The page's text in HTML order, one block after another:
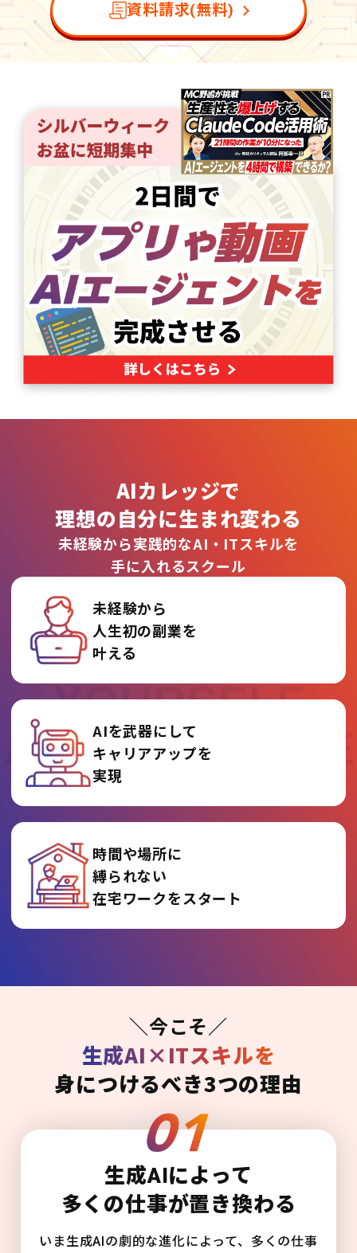
資料請求(無料)
REINVENT
YOURSELF
AT AI COLLEGE
AIカレッジで
理想の自分に生まれ変わる
未経験から実践的なAI・ITスキルを
手に入れるスクール
未経験から
人生初の副業を
叶える
AIを武器にして
キャリアアップを
実現
時間や場所に
縛られない
在宅ワークをスタート
＼今こそ／
生成AI×ITスキルを
身につけるべき3つの理由
生成AIによって
多くの仕事が置き換わる
いま生成AIの劇的な進化によって、多くの仕事